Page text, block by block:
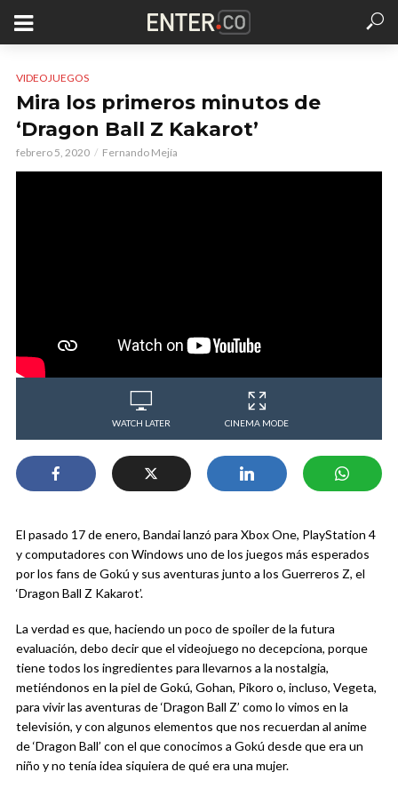
VIDEOJUEGOS
Mira los primeros minutos de
‘Dragon Ball Z Kakarot’
febrero 5, 2020 Fernando Mejía
WATCH LATER CINEMA MODE
El pasado 17 de enero, Bandai lanzó para Xbox One, PlayStation 4
y computadores con Windows uno de los juegos más esperados
por los fans de Gokú y sus aventuras junto a los Guerreros Z, el
‘Dragon Ball Z Kakarot’.
La verdad es que, haciendo un poco de spoiler de la futura
evaluación, debo decir que el videojuego no decepciona, porque
tiene todos los ingredientes para llevarnos a la nostalgia,
metiéndonos en la piel de Gokú, Gohan, Pikoro o, incluso, Vegeta,
para vivir las aventuras de ‘Dragon Ball Z’ como lo vimos en la
televisión, y con algunos elementos que nos recuerdan al anime
de ‘Dragon Ball’ con el que conocimos a Gokú desde que era un
niño y no tenía idea siquiera de qué era una mujer.